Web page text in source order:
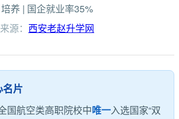
培养 | 国企就业率35%
来源： 西安老赵升学网
名片
国航空类高职院校中唯一入选国家“双